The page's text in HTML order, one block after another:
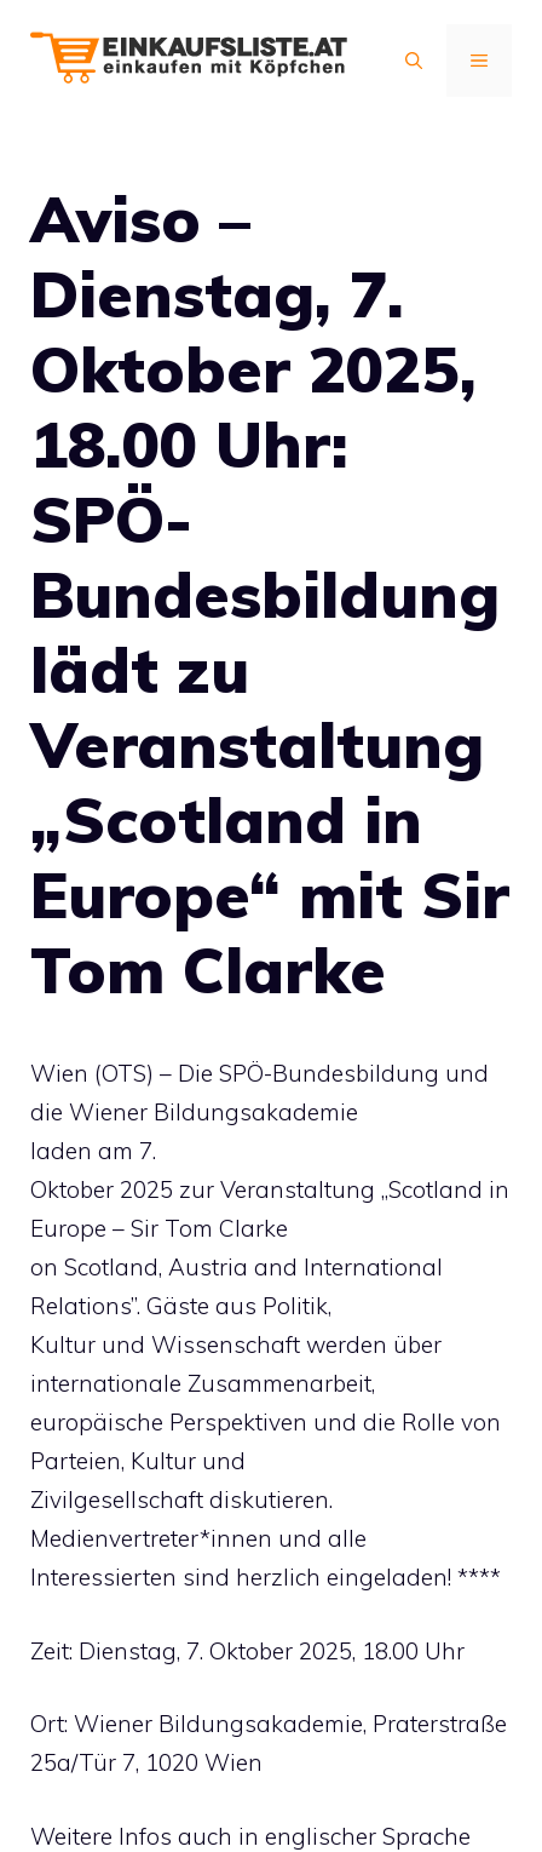
Inhalt
MENÜ
Aviso –
Dienstag, 7.
Oktober 2025,
18.00 Uhr:
SPÖ-
Bundesbildung
lädt zu
Veranstaltung
„Scotland in
Europe“ mit Sir
Tom Clarke
Wien (OTS) – Die SPÖ-Bundesbildung und
die Wiener Bildungsakademie
laden am 7.
Oktober 2025 zur Veranstaltung „Scotland in
Europe – Sir Tom Clarke
on Scotland, Austria and International
Relations”. Gäste aus Politik,
Kultur und Wissenschaft werden über
internationale Zusammenarbeit,
europäische Perspektiven und die Rolle von
Parteien, Kultur und
Zivilgesellschaft diskutieren.
Medienvertreter*innen und alle
Interessierten sind herzlich eingeladen! ****
Zeit: Dienstag, 7. Oktober 2025, 18.00 Uhr
Ort: Wiener Bildungsakademie, Praterstraße
25a/Tür 7, 1020 Wien
Weitere Infos auch in englischer Sprache